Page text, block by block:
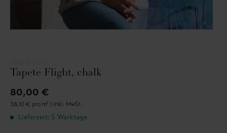
Tapete Flight, chalk
80,00 €
38,10 € pro m² | inkl. MwSt.
Lieferzeit: 5 Werktage